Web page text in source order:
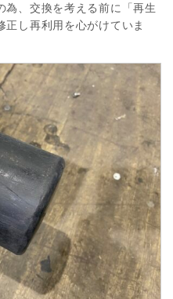
為、交換を考える前に「再生
し再利用を心がけていま